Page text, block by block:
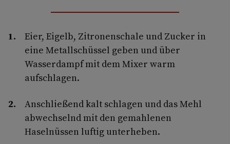
Eier, Eigelb, Zitronenschale und Zucker in
eine Metallschüssel geben und über
Wasserdampf mit dem Mixer warm
aufschlagen.
Anschließend kalt schlagen und das Mehl
abwechselnd mit den gemahlenen
Haselnüssen luftig unterheben.